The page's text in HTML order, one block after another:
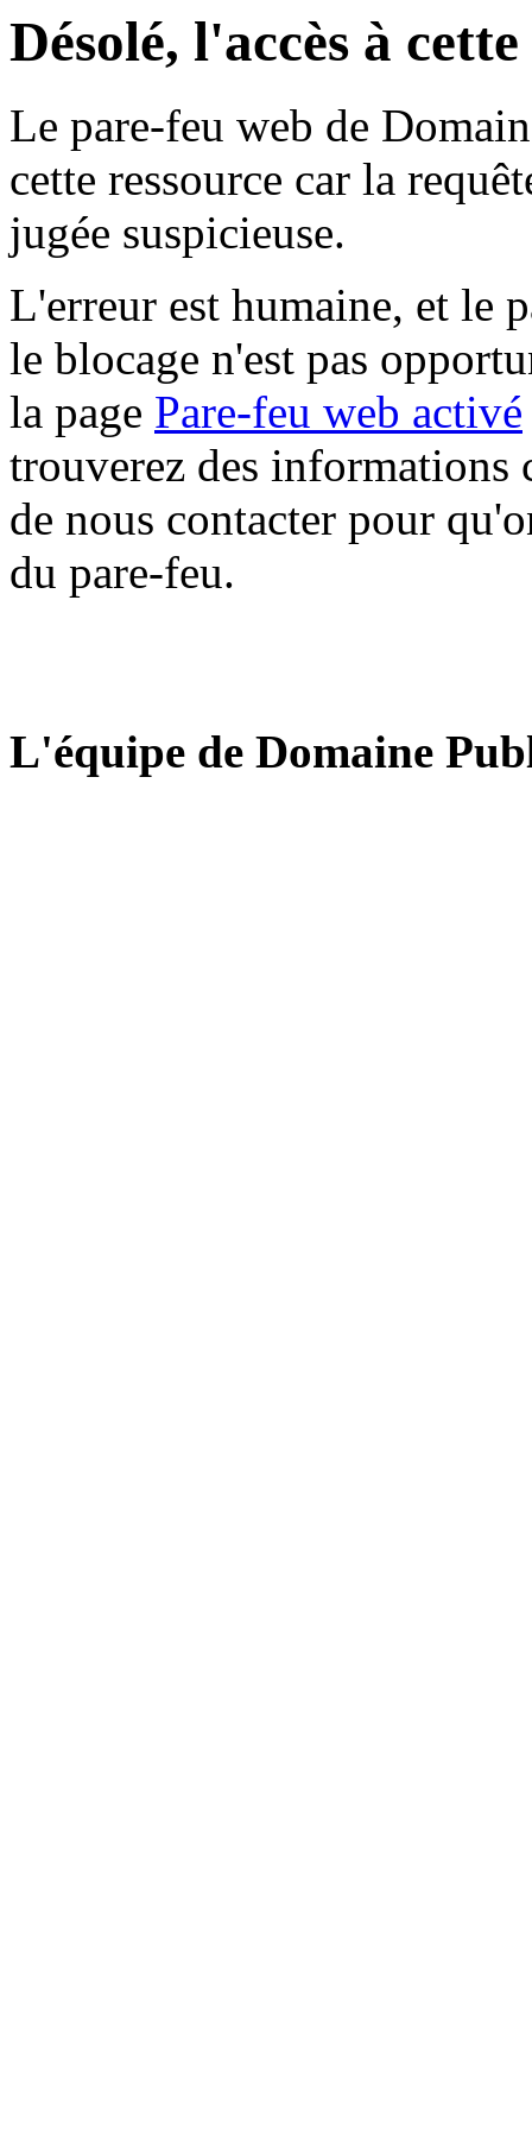
Désolé, l'accès à
Le pare-feu web de
cette ressource car la
jugée suspicieuse.
L'erreur est humaine, et le
le blocage n'est pas
la page Pare-feu web activé
trouverez des informations
de nous contacter pour
du pare-feu.
L'équipe de Domaine